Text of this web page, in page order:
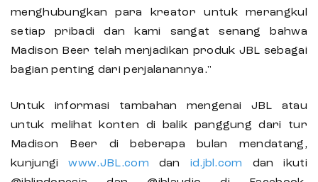
menghubungkan para kreator untuk merangkul
setiap pribadi dan kami sangat senang bahwa
Madison Beer telah menjadikan produk JBL sebagai
bagian penting dari perjalanannya."
Untuk informasi tambahan mengenai JBL atau
untuk melihat konten di balik panggung dari tur
Madison Beer di beberapa bulan mendatang,
kunjungiwww.JBL.com dan id.jbl.com
dan ikuti